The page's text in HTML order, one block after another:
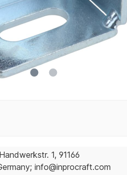
1, 91166
info@inprocraft.com